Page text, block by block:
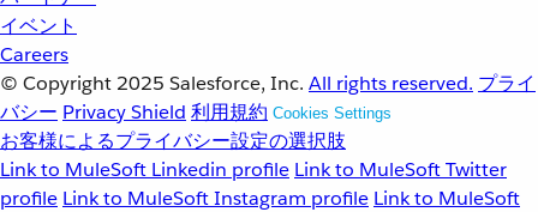
イベント
Careers
© Copyright 2025 Salesforce, Inc. All rights reserved. プライ
バシー Privacy Shield 利用規約 Cookies Settings
お客様によるプライバシー設定の選択肢
Link to MuleSoft Linkedin profile Link to MuleSoft Twitter
profile Link to MuleSoft Instagram profile Link to MuleSoft